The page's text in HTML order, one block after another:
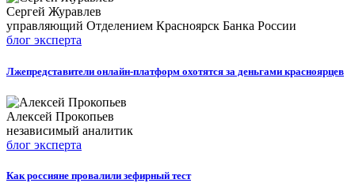
Сергей Журавлев
управляющий Отделением Красноярск Банка России
блог эксперта
Лжепредставители онлайн-платформ охотятся за деньгами красноярцев
Алексей Прокопьев
независимый аналитик
блог эксперта
Как россияне провалили зефирный тест